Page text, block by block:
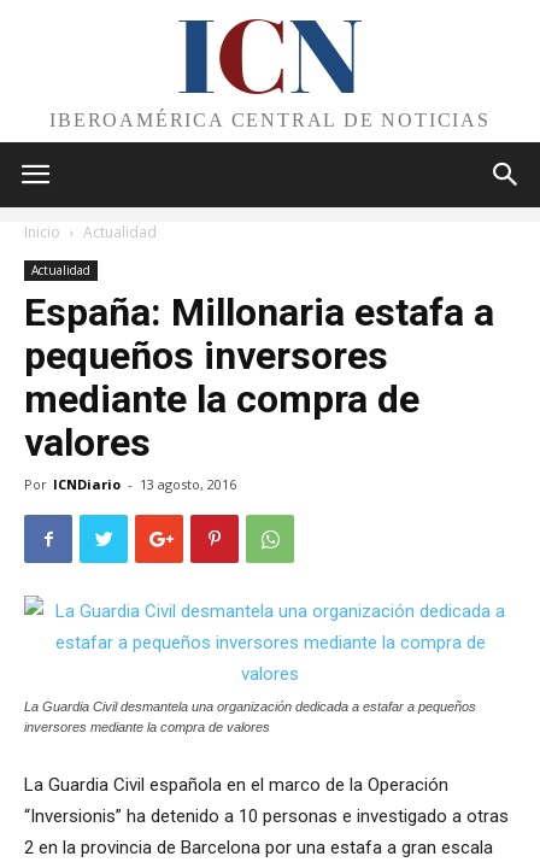
ICN
IBEROAMÉRICA CENTRAL DE NOTICIAS
Inicio Actualidad
Actualidad
España: Millonaria estafa a
pequeños inversores
mediante la compra de
valores
Por ICNDiario - 13 agosto, 2016
La Guardia Civil desmantela una organización dedicada a estafar a pequeños
inversores mediante la compra de valores
La Guardia Civil española en el marco de la Operación
“Inversionis” ha detenido a 10 personas e investigado a otras
2 en la provincia de Barcelona por una estafa a gran escala